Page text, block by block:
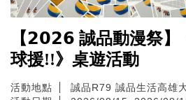
【𝟮𝟬𝟮𝟲 誠品動漫祭
球援!!》桌遊活動
活動地點 誠品R79 誠品生活高雄